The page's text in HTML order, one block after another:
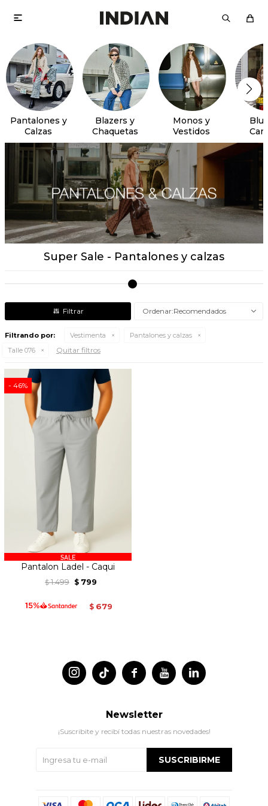

Pantalones y
Calzas
Blazers y
Chaquetas
Monos y
Vestidos
Super Sale - Pantalones y calzas
Recomendados
Filtrando por: Vestimenta
Pantalones y calzas
Talle 076
Quitar filtros
46
Pantalon Ladel - Caqui
$ 1.499 $ 799
$ 679
 
 
Newsletter
¡Suscribite y recibí todas nuestras novedades!
SUSCRIBIRME